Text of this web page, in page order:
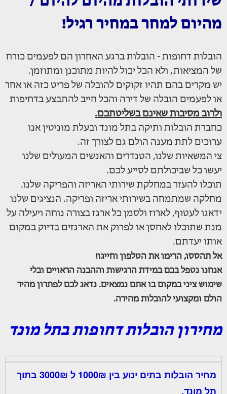
מהיום למחר במחיר רגיל!
הובלות דחופות - הובלות ברגע האחרון הם לפעמים כורח
של המציאות, ולא הכל יכול להיות מתוכנן ומתוזמן.
יש מקרים בהם תהיו זקוקים להובלה של פריט כזה או אחר
או לפעמים הובלה של דירה והכל חייב להתבצע בדחיפות
ולרוב מסיבות שאינם בשליטתכם.
כחברת הובלות ותיקה בתל מונד ובעלת מוניטין אנו
ערוכים לתת מענה הולם גם לצורך זה.
צי המשאיות שלנו, הטנדרים והאנשים המעולים שלנו
יעשו כל שביכולתם לסייע לכם.
תוכלו להעזר במחלקת שירותי האריזה והפריקה שלנו.
מחלקה שמתמחה בשירותי אריזה ופריקה. הנציגים שלנו
ידאגו לעטוף, לארוז ולסמן כל ארגז בצורה נוחה ויעילה על
מנת שתוכלו לאחסן או לפרוק את הארגזים בדיוק במקום
אותו יעדתם.
אל תהססו, הרימו את הטלפון וחייגו!
אנחנו נטפל בכם במידת הרגישות וההבנה הראויים ובלי
שימוש ציני במקום בו אתם נמצאים. נדאג לכם לפתרון מהיר
הולם ומקצועי להובלות מהירה.
מחירון הובלות דחופות בתל מונד
מחיר הובלות בתים ינוע בין 1000₪ ל 3000₪ בתוך
תל מונד.